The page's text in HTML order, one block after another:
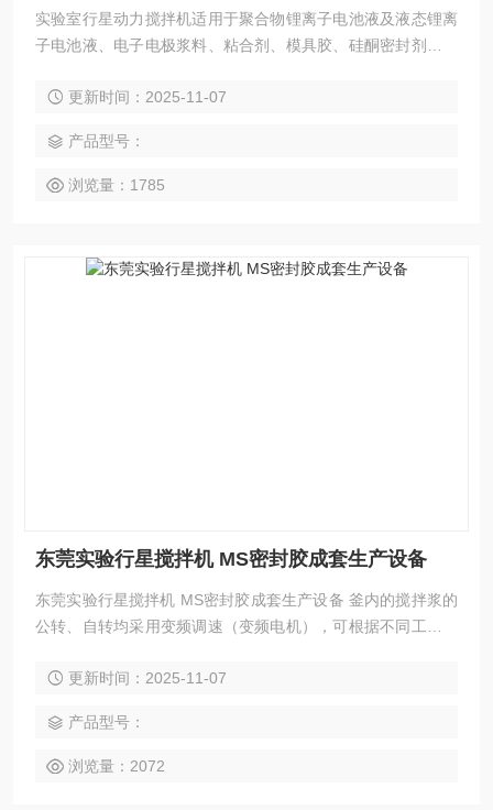
实验室行星动力搅拌机适用于聚合物锂离子电池液及液态锂离
子电池液、电子电极浆料、粘合剂、模具胶、硅酮密封剂、聚
化工、食品、制药、建材、农药行业的液与液、固与液物料的
更新时间：2025-11-07
产品型号：
浏览量：1785
东莞实验行星搅拌机 MS密封胶成套生产设备
东莞实验行星搅拌机 MS密封胶成套生产设备 釜内的搅拌浆的
公转、自转均采用变频调速（变频电机），可根据不同工艺、
的转速更新时间：2025-11-07
产品型号：
浏览量：2072